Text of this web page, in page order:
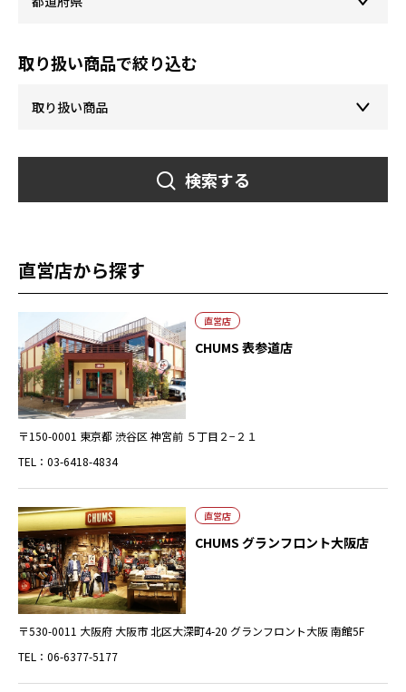
取り扱い商品で絞り込む
検索する
直営店から探す
直営店
CHUMS 表参道店
〒150-0001 東京都 渋谷区 神宮前 ５丁目２−２１
TEL：03-6418-4834
直営店
CHUMS グランフロント大阪店
〒530-0011 大阪府 大阪市 北区大深町4-20 グランフロント大阪 南館5F
TEL：06-6377-5177